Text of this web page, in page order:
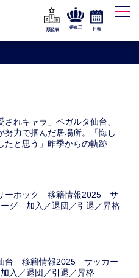
順位表
得点王 日程
されキャラ」ベガルタ仙台、
努力で掴んだ居場所。「悔し
たと思う」昨季からの軌跡
ーホック 移籍情報2025 サ
ーグ 加入／退団／引退／昇格
台 移籍情報2025 サッカー
入／退団／引退／昇格